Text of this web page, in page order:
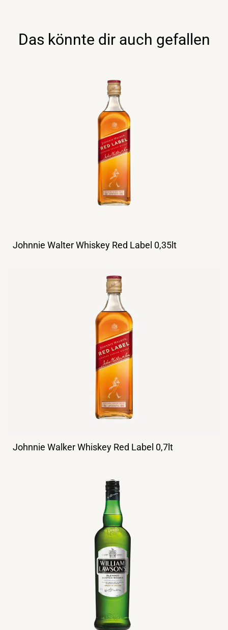
Das könnte dir auch gefallen
Johnnie Walter Whiskey Red Label 0,35lt
Johnnie Walker Whiskey Red Label 0,7lt